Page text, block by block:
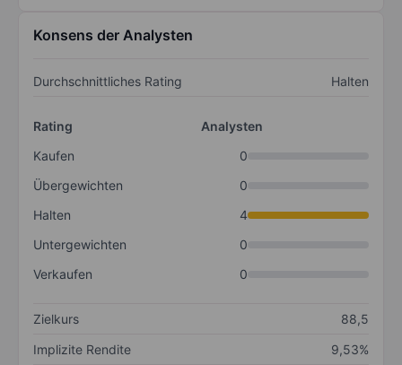
Konsens der Analysten
Durchschnittliches Rating Halten
Rating
Analysten
Kaufen
0
Übergewichten
0
Halten
4
Untergewichten
0
Verkaufen
0
Zielkurs
88,5
Implizite Rendite
9,53%